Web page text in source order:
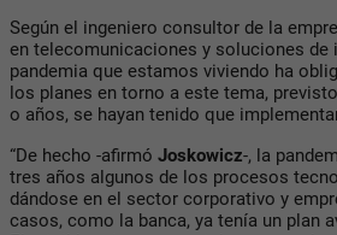
Según el ingeniero consultor de la
en telecomunicaciones y soluciones de
pandemia que estamos viviendo ha
los planes en torno a este tema,
o años, se hayan tenido que
“De hecho -afirmó Joskowicz-, la
tres años algunos de los procesos
dándose en el sector corporativo y
casos, como la banca, ya tenía un plan